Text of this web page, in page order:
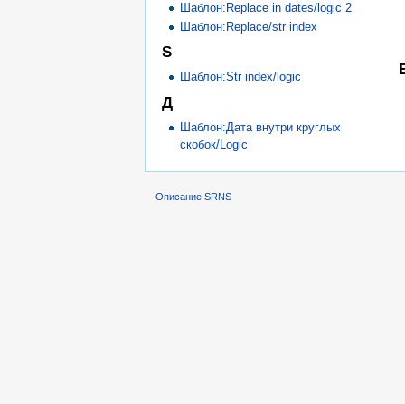
Шаблон:Replace in dates/logic 2
Шаблон:Replace/str index
S
Шаблон:Str index/logic
Д
Шаблон:Дата внутри круглых
скобок/Logic
Описание SRNS